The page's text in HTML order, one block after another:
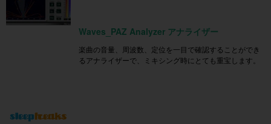
Waves_PAZ Analyzer アナライザー
楽曲の音量、周波数、定位を一目で確認することができ
るアナライザーで、ミキシング時にとても重宝します。